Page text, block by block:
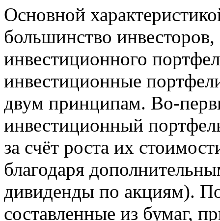
Основной
большинство инвесторов,
инвестиционного
инвестиционные
двум принципам. Во-
инвестиционный
за счёт роста их
благодаря
дивиденды по акциям).
составленные из бумаг,